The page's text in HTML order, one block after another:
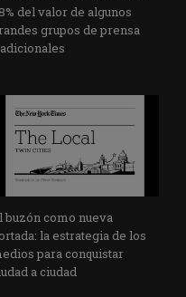
del valor de algunos
grupos de prensa
buzón como nueva
la estrategia de los
para conquistar
a ciudad